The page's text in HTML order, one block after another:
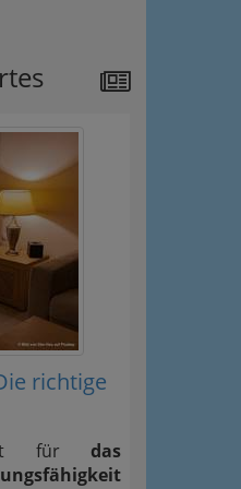
richtige
für das